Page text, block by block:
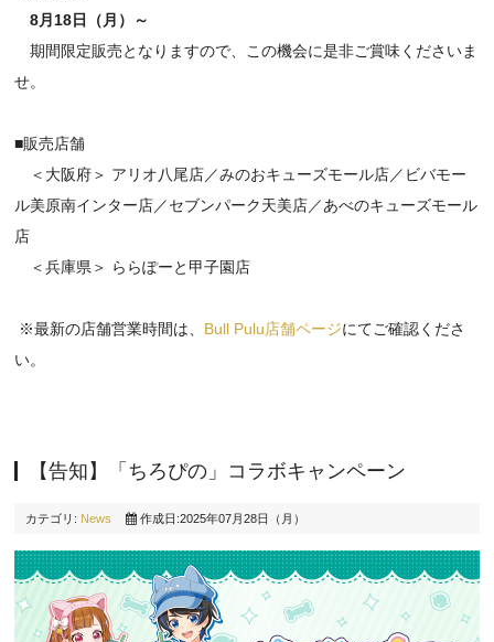
8月18日（月 ）～
期間限定販売となりますので、この機会に是非ご賞味くださいま
せ。
■販売店舗
＜大阪府＞ アリオ八尾店／みのおキューズモール店／ビバモー
ル美原南インター店／セブンパーク天美店／あべのキューズモール
店
＜兵庫県＞ ららぽーと甲子園店
※最新の店舗営業時間は、 Bull Pulu店舗ページにてご確認くださ
い。
【告知】「ちろぴの」コラボキャンペーン
カテゴリ: News 作成日:2025年07月28日（月）